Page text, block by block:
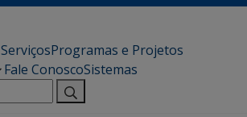
ServiçosProgramas e Projetos
Fale ConoscoSistemas